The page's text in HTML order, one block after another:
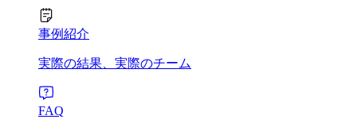
事例紹介
実際の結果、実際のチーム
FAQ